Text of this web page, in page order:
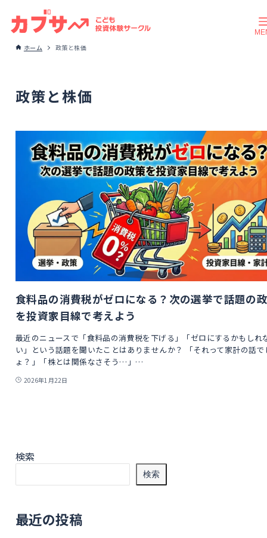
ホーム 政策と株価
政策と株価
食料品の消費税がゼロになる？次の選挙で話題の
を投資家目線で考えよう
最近のニュースで「食料品の消費税を下げる」「ゼロにするかもしれ
い」という話題を聞いたことはありませんか？ 「それって家計の話で
ょ？」「株とは関係なさそう…」…
2026年1月22日
検索
検索
最近の投稿